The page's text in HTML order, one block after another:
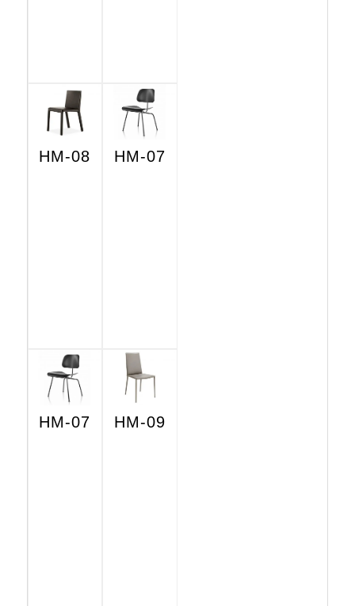
HM-08 HM-07
HM-07 HM-09